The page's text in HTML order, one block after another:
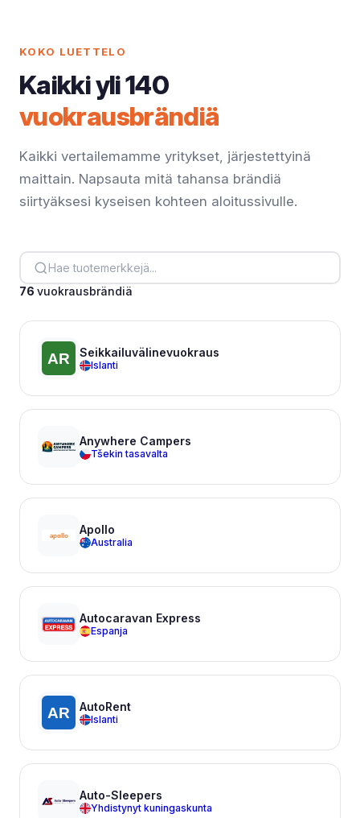
KOKO LUETTELO
Kaikki yli 140
vuokrausbrändiä
Kaikki vertailemamme yritykset, järjestettyinä
maittain. Napsauta mitä tahansa brändiä
siirtyäksesi kyseisen kohteen aloitussivulle.
76 vuokrausbrändiä
Seikkailuvälinevuokraus
Islanti
Anywhere Campers
Tšekin tasavalta
Apollo
Australia
Autocaravan Express
Espanja
AutoRent
Islanti
Auto-Sleepers
Yhdistynyt kuningaskunta